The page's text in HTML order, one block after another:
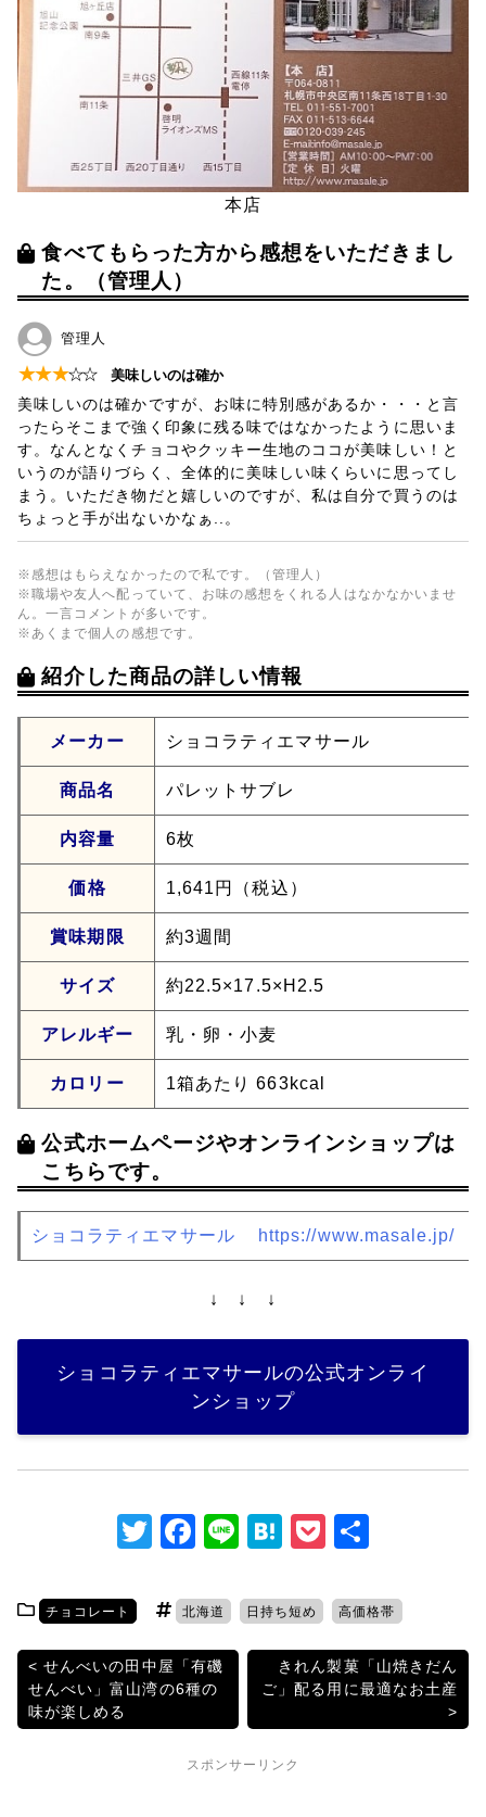
本店
食べてもらった方から感想をいただきまし
た。（管理人）
管理人
★★★☆☆ 美味しいのは確か
美味しいのは確かですが、お味に特別感があるか・・・と言
ったらそこまで強く印象に残る味ではなかったように思いま
す。なんとなくチョコやクッキー生地のココが美味しい！と
いうのが語りづらく、全体的に美味しい味くらいに思ってし
まう。いただき物だと嬉しいのですが、私は自分で買うのは
ちょっと手が出ないかなぁ..。
※感想はもらえなかったので私です。（管理人）
※職場や友人へ配っていて、お味の感想をくれる人はなかなかいませ
ん。一言コメントが多いです。
※あくまで個人の感想です。
紹介した商品の詳しい情報
メーカー ショコラティエマサール
商品名 パレットサブレ
内容量 6枚
価格 1,641円（税込）
賞味期限 約3週間
サイズ 約22.5×17.5×H2.5
アレルギー 乳・卵・小麦
カロリー 1箱あたり 663kcal
公式ホームページやオンラインショップは
こちらです。
ショコラティエマサール https://www.masale.jp/
↓ ↓ ↓
ショコラティエマサールの公式オンライ
ンショップ
T
itt
er
F
c
e
b
o
o
k
Li
e
H
e
n
a
P
c
k
et
チョコレート 北海道 日持ち短め 高価格帯
投
稿
せんべいの田中屋「有磯
せんべい」富山湾の6種の
味が楽しめる
きれん製菓「山焼きだん
ご」配る用に最適なお土産
スポンサーリンク